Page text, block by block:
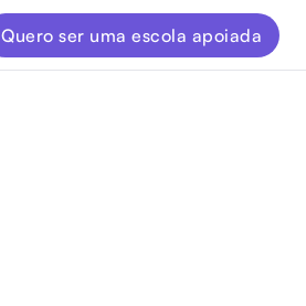
Quero ser uma escola apoiada